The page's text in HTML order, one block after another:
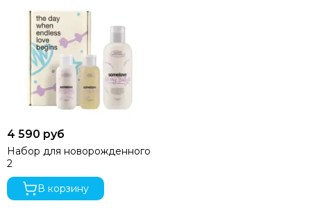
4 590 руб
Набор для новорожденного
2
В корзину